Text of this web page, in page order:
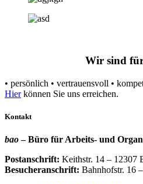
Wir sind
• persönlich • vertrauensvoll •
Hierkönnen Sie uns erreichen.
Kontakt
bao– Büro für Arbeits- und
Postanschrift: Keithstr. 14 – 12307
Besucheranschrift: Bahnhofstr. 16